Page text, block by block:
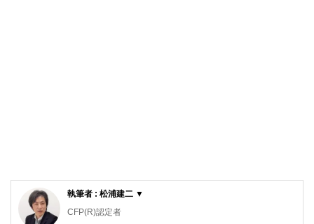
執筆者 : 松浦建二 ▼
CFP(R)認定者